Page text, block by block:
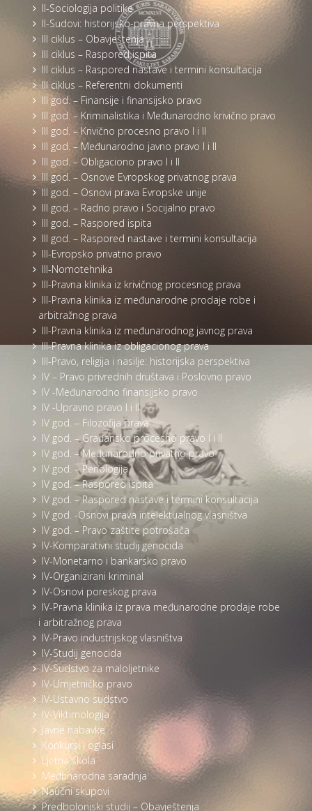
II-Sociologija politike
II-Sudovi: historijsko-pravna perspektiva
III ciklus – Obavještenja
III ciklus – Raspored ispita
III ciklus – Raspored nastave i termini konsultacija
III ciklus – Referentni dokumenti
III god. – Finansije i finansijsko pravo
III god. – Kriminalistika i Međunarodno krivično pravo
III god. – Krivično procesno pravo I i II
III god. – Međunarodno javno pravo I i II
III god. – Obligaciono pravo I i II
III god. – Osnove Evropskog privatnog prava
III god. – Osnovi prava Evropske unije
III god. – Radno pravo i Socijalno pravo
III god. – Raspored ispita
III god. – Raspored nastave i termini konsultacija
III-Evropsko privatno pravo
III-Nomotehnika
III-Pravna klinika iz krivičnog procesnog prava
III-Pravna klinika iz međunarodne prodaje robe i
arbitražnog prava
III-Pravna klinika iz međunarodnog javnog prava
III-Pravna klinika iz obligacionog prava
III-Pravo, religija i nasilje: historijska perspektiva
IV – Pravo privrednih društava i Poslovno pravo
IV -Međunarodno finansijsko pravo
IV -Upravno pravo I i II
IV god. – Filozofija prava
IV god. – Građansko procesno pravo I i II
IV god. – Međunarodno privatno pravo
IV god. – Penologija
IV god. – Raspored ispita
IV god. – Raspored nastave i termini konsultacija
IV god. -Osnovi prava intelektualnog vlasništva
IV god. – Pravo zaštite potrošača
IV-Komparativni studij genocida
IV-Monetarno i bankarsko pravo
IV-Organizirani kriminal
IV-Osnovi poreskog prava
IV-Pravna klinika iz prava međunarodne prodaje robe
i arbitražnog prava
IV-Pravo industrijskog vlasništva
IV-Studij genocida
IV-Sudstvo za maloljetnike
IV-Umjetničko pravo
IV-Ustavno sudstvo
IV-Viktimologija
Javne nabavke
Konkursi i oglasi
Ljetna škola
Međunarodna saradnja
Naučni skupovi
Predbolonjski studij – Obavještenja